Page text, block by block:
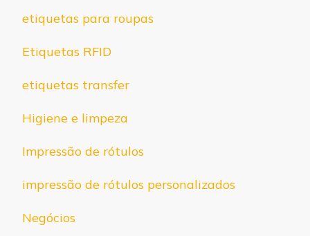
etiquetas para roupas
Etiquetas RFID
etiquetas transfer
Higiene e limpeza
Impressão de rótulos
impressão de rótulos personalizados
Negócios